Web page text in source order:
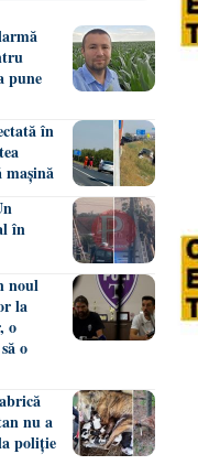
pune
în
în
noul
la
o
o
nu a
poliție